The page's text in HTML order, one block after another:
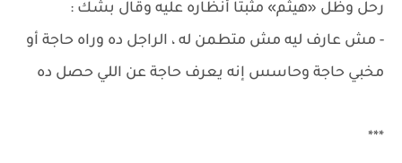
رحل وظل «هيثم» مثبتًا أنظاره عليه وقال بشك :
- مش عارف ليه مش متطمن له ، الراجل ده وراه حاجة أو
مخبي حاجة وحاسس إنه يعرف حاجة عن اللي حصل ده
***